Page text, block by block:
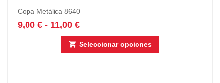
Copa Metálica 8640
9,00 € - 11,00 €
Seleccionar opciones